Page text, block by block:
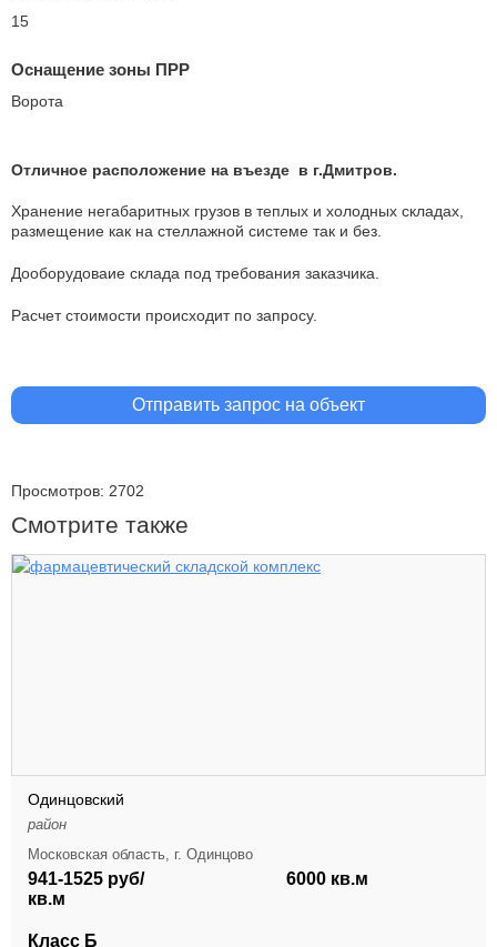
15
Оснащение зоны ПРР
Ворота
Отличное расположение на въезде в г.Дмитров.
Хранение негабаритных грузов в теплых и холодных складах,
размещение как на стеллажной системе так и без.
Дооборудоваие склада под требования заказчика.
Расчет стоимости происходит по запросу.
Отправить запрос на объект
Просмотров: 2702
Смотрите также
Одинцовский
район
Московская область, г. Одинцово
941-1525 руб/
кв.м
6000 кв.м
Класс Б